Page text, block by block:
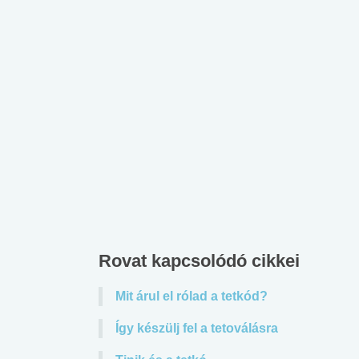
Rovat kapcsolódó cikkei
Mit árul el rólad a tetkód?
Így készülj fel a tetoválásra